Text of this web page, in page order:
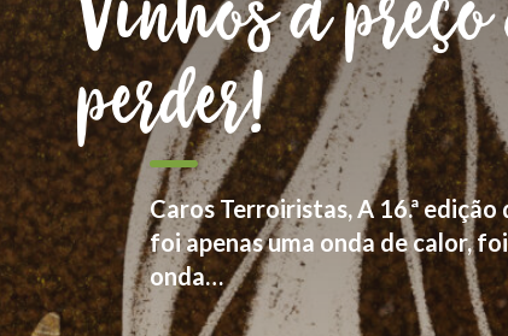
Somos
Vemos o vinho como parte da
fruto da relação de cada
numa celebração festiva dos